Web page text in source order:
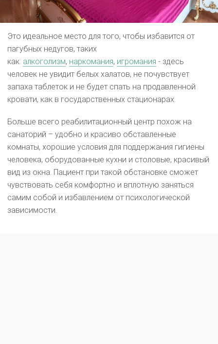
Это идеальное место для того, чтобы избавится от
пагубных недугов, таких
как: алкоголизм, наркомания, игромания - здесь
человек не увидит белых халатов, не почувствует
запаха таблеток и не будет спать на продавленной
кровати, как в государственных стационарах.
Больше всего реабилитационный центр похож на
санаторий – удобно и красиво обставленные
комнаты, хорошие условия для поддержания гигиены
человека, оборудованные кухни и столовые, красивый
вид из окна. Пациент при такой обстановке сможет
чувствовать себя комфортно и вплотную заняться
самим собой и избавлением от психологической
зависимости.